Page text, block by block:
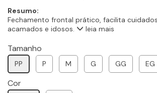
Resumo:
Fechamento frontal prático, facilita
acamados e idosos.
leia mais
Tamanho
PP P M G GG EG
Cor